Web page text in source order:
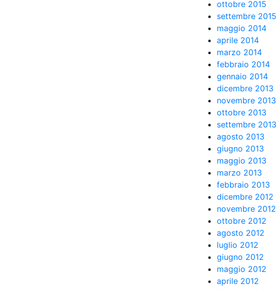
ottobre 2015
settembre 2015
maggio 2014
aprile 2014
marzo 2014
febbraio 2014
gennaio 2014
dicembre 2013
novembre 2013
ottobre 2013
settembre 2013
agosto 2013
giugno 2013
maggio 2013
marzo 2013
febbraio 2013
dicembre 2012
novembre 2012
ottobre 2012
agosto 2012
luglio 2012
giugno 2012
maggio 2012
aprile 2012